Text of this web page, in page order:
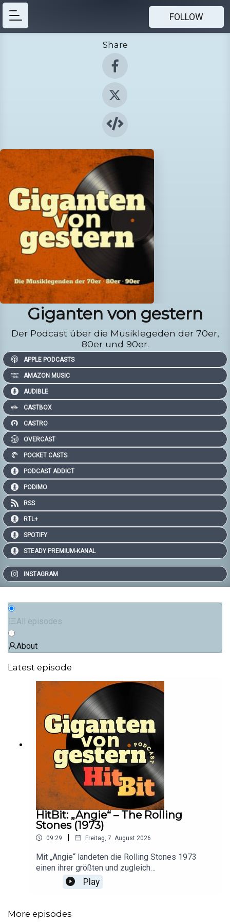
FOLLOW
Share
Giganten von gestern
Der Podcast über die Musiklegeden der 70er,
80er und 90er.
APPLE PODCASTS
AMAZON MUSIC
AUDIBLE
CASTBOX
CASTRO
OVERCAST
POCKET CASTS
PODCAST ADDICT
PODIMO
RSS
RTL+
SPOTIFY
STEADY PREMIUM-KANAL
INSTAGRAM
All episodes
About
Latest episode
HitBit: „Angie“ – The Rolling
Stones (1973)
09:29 | Freitag, 7. August 2026
Mit „Angie“ landeten die Rolling Stones 1973
einen ihrer größten und zugleich
ungewöhnlichsten Hits. Die gefühlvolle Ballade
unterscheidet sich deutlich vom sonst raueren
der wahren Bedeutung und der titelgebenden
Play
More episodes